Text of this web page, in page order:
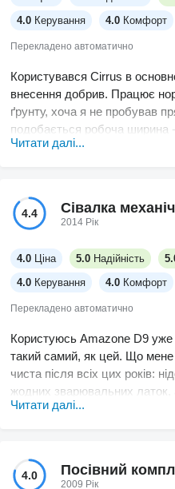
4.0 Керування 4.0 Комфорт
Перекладено автоматично
Користувався Cirrus в
внесення добрив. Працює
ґрунту, хоча я не пробував
подобається робоча
пакер дійсно добре
катастрофа, але витрачаєш
їхати. Ніколи не мав
зношувалися на наших
тримав би запасні під рукою.
дійсно допомагає - менше
менше часу.
Читати далі...
4.4 Сівалка
2014 Рік
4.0 Ціна 5.0 Надійність
4.0 Керування 4.0 Комфорт
Перекладено автоматично
Користуюсь Amazone D9 уже
такий самий, як цей. Що мене
чиста після всіх цих років:
жодних зварювальних
підключав її до трактора
ніби ніколи не бачили
дивно, але в хорошому
Читати далі...
4.0 Посівний
2009 Рік